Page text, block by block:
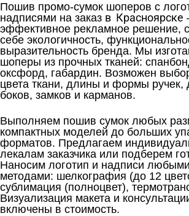
Пошив промо‑сумок шоперов с
надписями на заказ в Красноярске
эффективное рекламное решение,
себе экологичность,
выразительность бренда. Мы
шоперы из прочных тканей:
оксфорд, габардин. Возможен
цвета ткани, длины и формы ручек,
боков, замков и карманов.
Выполняем пошив сумок любых
компактных моделей до больших
форматов. Предлагаем
лекалам заказчика или подберем
Наносим логотип и надписи
методами: шелкография (до 12
сублимация (полноцвет),
Визуализация макета и
включены в стоимость.